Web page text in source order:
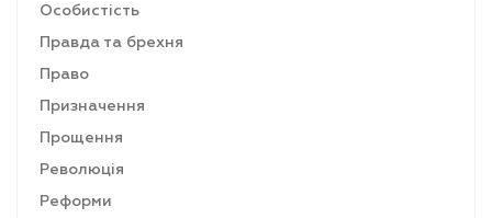
Особистість
Правда та брехня
Право
Призначення
Прощення
Революція
Реформи